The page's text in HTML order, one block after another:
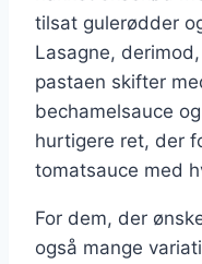
tilsat gulerødder
Lasagne,
pastaen skifter
bechamelsauce
hurtigere ret, der
tomatsauce med
For dem, der
også mange